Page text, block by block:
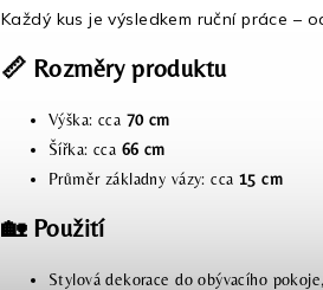
Každý kus je výsledkem ruční práce –
📏 Rozměry produktu
Výška: cca 70 cm
Šířka: cca 66 cm
Průměr základny vázy: cca 15 cm
🏡 Použití
Stylová dekorace do obývacího